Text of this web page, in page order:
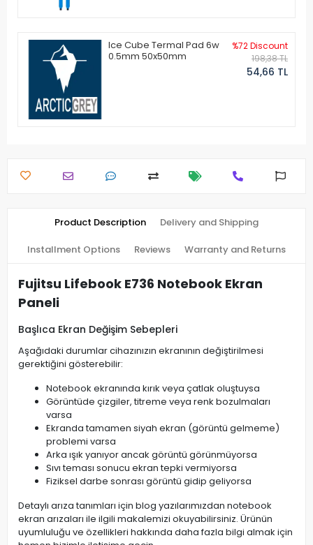
Ice Cube Termal Pad 6w
0.5mm 50x50mm
%72 Discount
198,38 TL
54,66 TL
Product Description Delivery and Shipping
Installment Options Reviews Warranty and Returns
Fujitsu Lifebook E736 Notebook Ekran
Paneli
Başlıca Ekran Değişim Sebepleri
Aşağıdaki durumlar cihazınızın ekranının değiştirilmesi
gerektiğini gösterebilir:
Notebook ekranında kırık veya çatlak oluştuysa
Görüntüde çizgiler, titreme veya renk bozulmaları
varsa
Ekranda tamamen siyah ekran (görüntü gelmeme)
problemi varsa
Arka ışık yanıyor ancak görüntü görünmüyorsa
Sıvı teması sonucu ekran tepki vermiyorsa
Fiziksel darbe sonrası görüntü gidip geliyorsa
Detaylı arıza tanımları için blog yazılarımızdan notebook
ekran arızaları ile ilgili makalemizi okuyabilirsiniz. Ürünün
uyumluluğu ve özellikleri hakkında daha fazla bilgi almak için